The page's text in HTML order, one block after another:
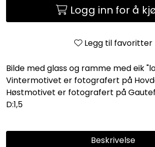
Logg inn for å
Legg til favoritter
Bilde med glass og ramme med eik
Vintermotivet er fotografert på
Høstmotivet er fotografert på
D:1,5
Beskrivelse